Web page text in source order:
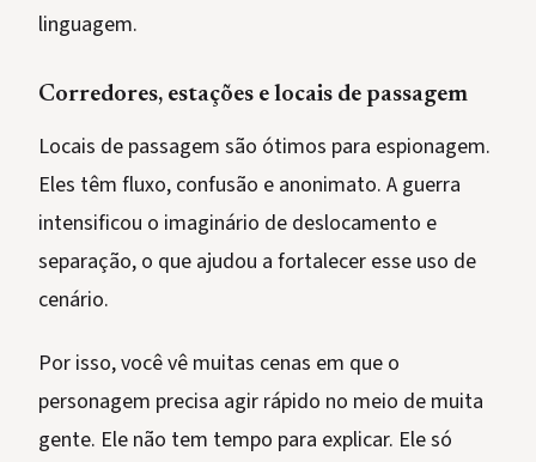
linguagem.
Corredores, estações e locais de passagem
Locais de passagem são ótimos para espionagem.
Eles têm fluxo, confusão e anonimato. A guerra
intensificou o imaginário de deslocamento e
separação, o que ajudou a fortalecer esse uso de
cenário.
Por isso, você vê muitas cenas em que o
personagem precisa agir rápido no meio de muita
gente. Ele não tem tempo para explicar. Ele só